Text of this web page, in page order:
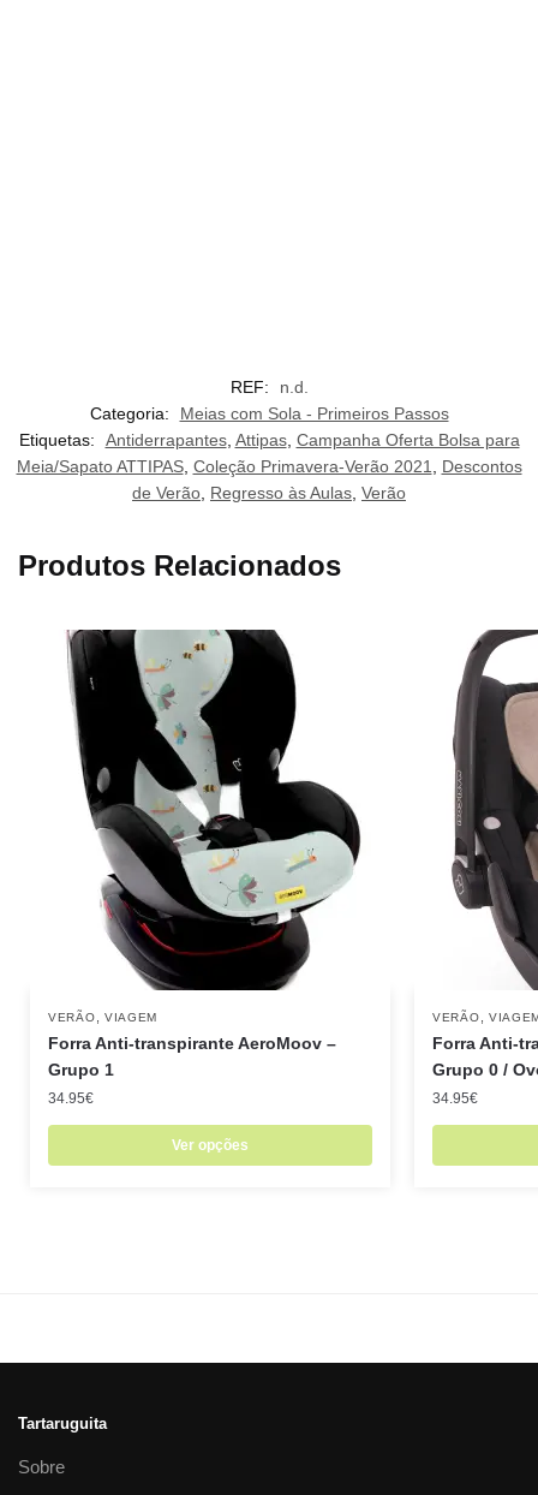
REF:
n.d.
Categoria:
Meias com Sola - Primeiros Passos
Etiquetas:
Antiderrapantes, Attipas, Campanha Oferta Bolsa para
Meia/Sapato ATTIPAS, Coleção Primavera-Verão 2021
Descontos
de Verão Regresso às Aulas Verão
Produtos Relacionados
VERÃO VIAGEM
Forra Anti-transpirante AeroMoov –
Grupo 1
34.95€
Ver opções
VERÃO
Forra Anti-
Grupo 0 /
34.95€
Tartaruguita
Sobre